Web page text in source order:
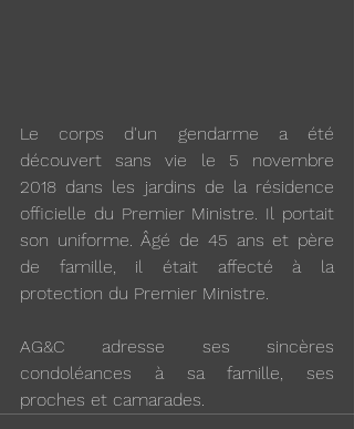
Le corps d'un gendarme a été
découvert sans vie le 5 novembre
2018 dans les jardins de la résidence
officielle du Premier Ministre. Il portait
son uniforme. Âgé de 45 ans et père
de famille, il était affecté à la
protection du Premier Ministre.
AG&C adresse ses sincères
condoléances à sa famille, ses
proches et camarades.